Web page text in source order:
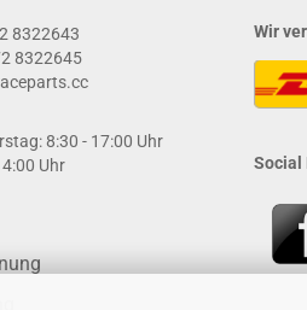
8322643
8322645
8:30 - 17:00 Uhr
Uhr
Wir
Social